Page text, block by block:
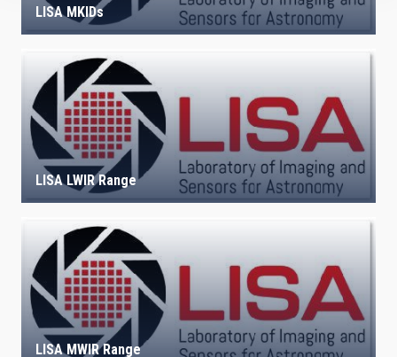
LISA MKIDs
LISA LWIR Range
LISA MWIR Range